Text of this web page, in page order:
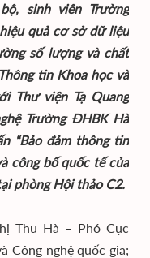
sinh viên Trường
quả cơ sở dữ liệu
số lượng và chất
tin Khoa học và
Thư viện Tạ Quang
Trường ĐHBK Hà
“Bảo đảm thông tin
công bố quốc tế của
phòng Hội thảo C2.
Thu Hà – Phó Cục
Công nghệ quốc gia;